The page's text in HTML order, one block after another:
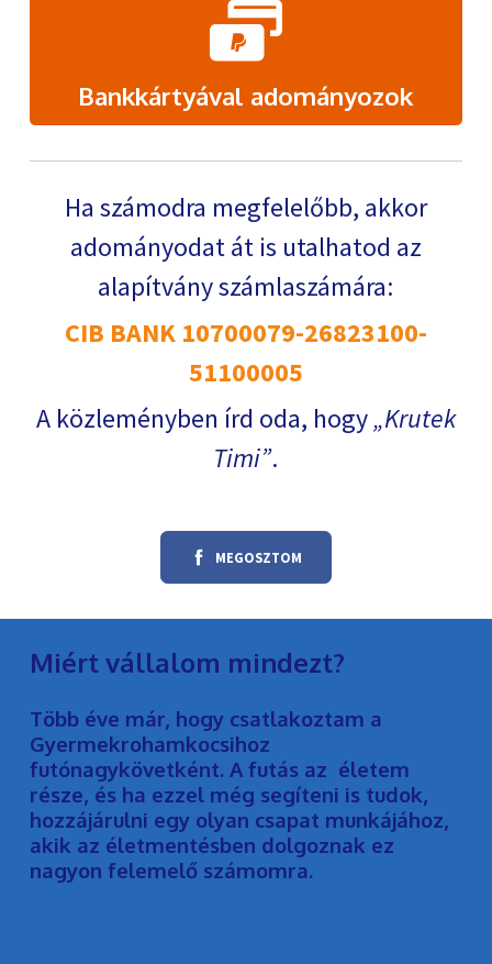
Bankkártyával adományozok
Ha számodra megfelelőbb, akkor
adományodat át is utalhatod az
alapítvány számlaszámára:
CIB BANK 10700079-26823100-
51100005
A közleményben írd oda, hogy Krutek
Timi .
MEGOSZTOM
Miért vállalom mindezt?
Több éve már, hogy csatlakoztam a
Gyermekrohamkocsihoz
futónagykövetként. A futás az életem
része, és ha ezzel még segíteni is tudok,
hozzájárulni egy olyan csapat munkájához,
akik az életmentésben dolgoznak ez
nagyon felemelő számomra.